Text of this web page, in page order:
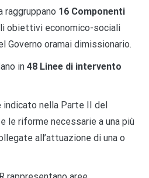
raggruppano 16 Componenti
obiettivi economico-sociali
Governo oramai dimissionario.
in 48 Linee di intervento
indicato nella Parte II del
le riforme necessarie a una più
all’attuazione di una o